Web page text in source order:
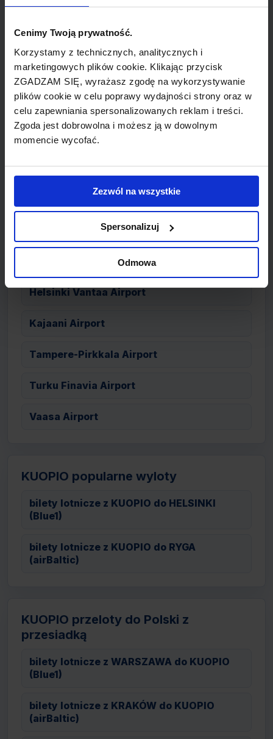
Cenimy Twoją prywatność.
Korzystamy z technicznych, analitycznych i
marketingowych plików cookie. Klikając przycisk
ZGADZAM SIĘ, wyrażasz zgodę na wykorzystywanie
plików cookie w celu poprawy wydajności strony oraz w
celu zapewniania spersonalizowanych reklam i treści.
Zgoda jest dobrowolna i możesz ją w dowolnym
momencie wycofać.
Zezwól na wszystkie
Spersonalizuj
Odmowa
firm: Avis, Budget, Europcar, Hertz, Scandia
Informacja lotniskowa
Kontakt z obsługą lotniska jest dostępny pod
numerem telefonu +358 20 708 7211 oraz
+358 20 708 7211 a także numerem faksu
+358 20 708 7299.
Hotele
FINLANDIA - lotniska
Helsinki Vantaa Airport
Kajaani Airport
Tampere-Pirkkala Airport
Turku Finavia Airport
Vaasa Airport
KUOPIO popularne wyloty
bilety lotnicze z KUOPIO do HELSINKI
(Blue1)
bilety lotnicze z KUOPIO do RYGA
(airBaltic)
KUOPIO przeloty do Polski z
przesiadką
bilety lotnicze z WARSZAWA do KUOPIO
(Blue1)
bilety lotnicze z KRAKÓW do KUOPIO
(airBaltic)